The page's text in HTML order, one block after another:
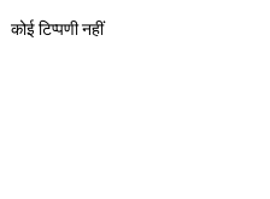
कोई टिप्पणी नहीं